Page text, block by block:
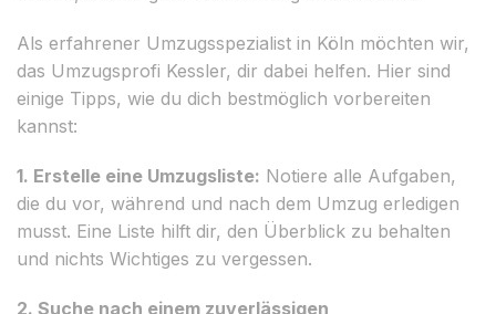
Als erfahrener Umzugsspezialist in Köln möchten wir,
das Umzugsprofi Kessler, dir dabei helfen. Hier sind
einige Tipps, wie du dich bestmöglich vorbereiten
kannst:
1. Erstelle eine Umzugsliste: Notiere alle Aufgaben,
die du vor, während und nach dem Umzug erledigen
musst. Eine Liste hilft dir, den Überblick zu behalten
und nichts Wichtiges zu vergessen.
2. Suche nach einem zuverlässigen